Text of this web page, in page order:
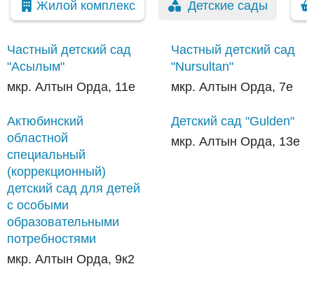
Жилой комплекс Детские сады
Частный детский сад
"Асылым"
мкр. Алтын Орда, 11е
Частный детский сад
"Nursultan"
мкр. Алтын Орда, 7е
Актюбинский
областной
специальный
(коррекционный)
детский сад для детей
с особыми
образовательными
потребностями
мкр. Алтын Орда, 9к2
Детский сад "Gulden"
мкр. Алтын Орда, 13е